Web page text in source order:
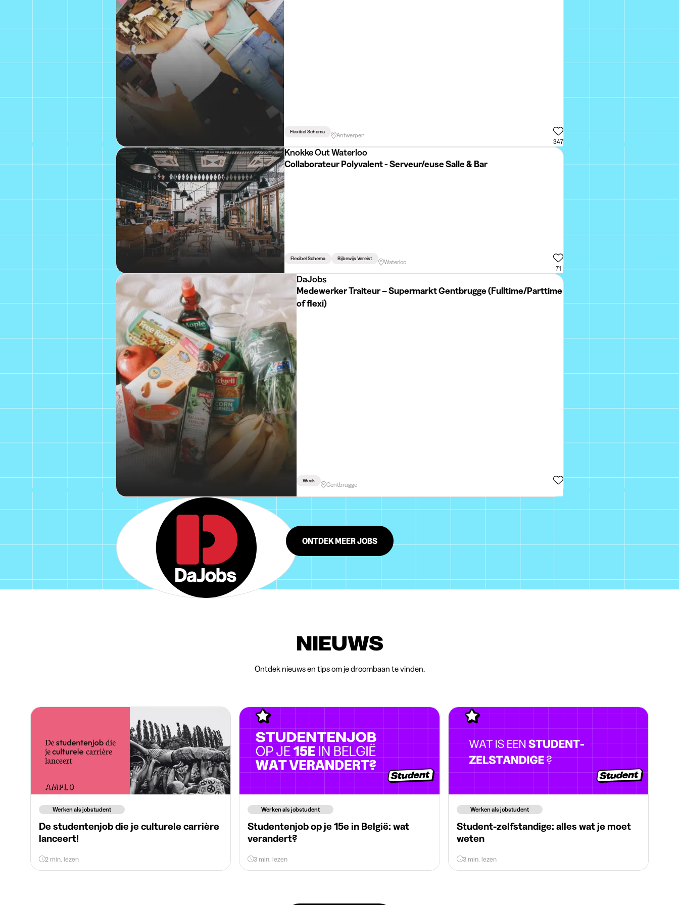
Flexibel Schema
Antwerpen
347
Knokke Out Waterloo
Collaborateur Polyvalent - Serveur/euse Salle & Bar
Flexibel Schema Rijbewijs Vereist
Waterloo
71
DaJobs
Medewerker Traiteur – Supermarkt Gentbrugge (Fulltime/Parttime
of flexi)
Week
Gentbrugge
ONTDEK MEER JOBS
NIEUWS
Ontdek nieuws en tips om je droombaan te vinden.
Werken als jobstudent
De studentenjob die je culturele carrière
lanceert!
2 min. lezen
Werken als jobstudent
Studentenjob op je 15e in België: wat
verandert?
3 min. lezen
Werken als jobstudent
Student-zelfstandige: alles wat je moet
weten
3 min. lezen